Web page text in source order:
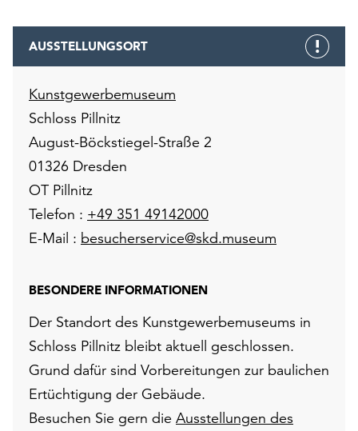
AUSSTELLUNGSORT
Kunstgewerbemuseum
Schloss Pillnitz
August-Böckstiegel-Straße 2
01326 Dresden
OT Pillnitz
Telefon : +49 351 49142000
E-Mail : besucherservice@skd.museum
BESONDERE INFORMATIONEN
Der Standort des Kunstgewerbemuseums in
Schloss Pillnitz bleibt aktuell geschlossen.
Grund dafür sind Vorbereitungen zur baulichen
Ertüchtigung der Gebäude.
Besuchen Sie gern die Ausstellungen des